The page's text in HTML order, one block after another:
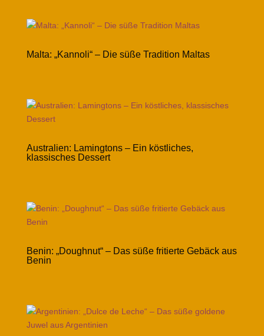
Malta: „Kannoli“ – Die süße Tradition Maltas
Australien: Lamingtons – Ein köstliches,
klassisches Dessert
Benin: „Doughnut“ – Das süße fritierte Gebäck aus
Benin